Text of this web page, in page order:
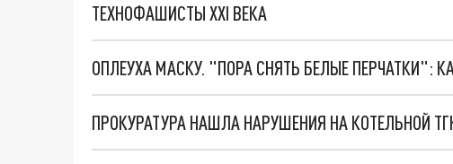
ТЕХНОФАШИСТЫ XXI ВЕКА
ОПЛЕУХА МАСКУ. "ПОРА СНЯТЬ БЕЛЫЕ ПЕРЧАТКИ":
ПРОКУРАТУРА НАШЛА НАРУШЕНИЯ НА КОТЕЛЬНОЙ